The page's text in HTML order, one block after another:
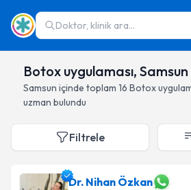
Doktor, klinik ara...
Botox uygulaması, Samsun
Samsun içinde toplam 16 Botox
uzman bulundu
Filtrele
Dr. Nihan Özkan